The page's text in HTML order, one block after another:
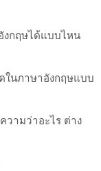
งกฤษได้แบบไหน
ในภาษาอังกฤษแบบ
วามว่าอะไร ต่าง